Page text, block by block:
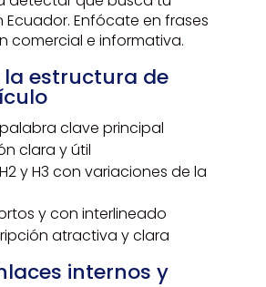
Enfócate en frases
comercial e informativa.
la estructura de
clave principal
clara y útil
y H3 con variaciones de la
y con interlineado
atractiva y clara
internos y